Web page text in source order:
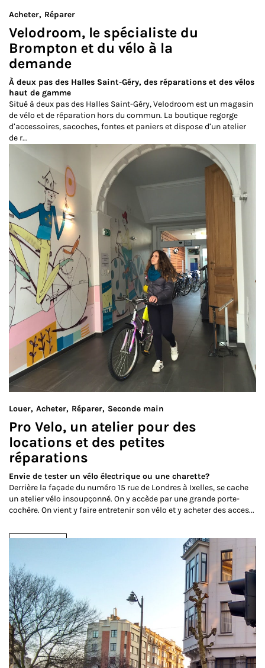
Acheter Réparer
Velodroom, le spécialiste du
Brompton et du vélo à la
demande
À deux pas des Halles Saint-Géry, des réparations et des vélos
haut de gamme
Situé à deux pas des Halles Saint-Géry, Velodroom est un magasin
de vélo et de réparation hors du commun. La boutique regorge
d’accessoires, sacoches, fontes et paniers et dispose d’un atelier
de r...
Lire la suite
Louer Acheter Réparer Seconde main
Pro Velo, un atelier pour des
locations et des petites
réparations
Envie de tester un vélo électrique ou une charette?
Derrière la façade du numéro 15 rue de Londres à Ixelles, se cache
un atelier vélo insoupçonné. On y accède par une grande porte-
cochère. On vient y faire entretenir son vélo et y acheter des acces...